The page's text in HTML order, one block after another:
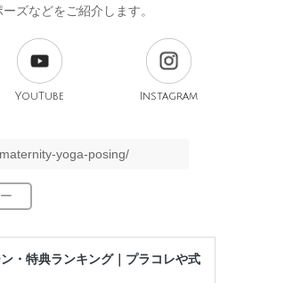
ズなどをご紹介します。
YouTube Instagram
yoga-posing/
・特典ランキング｜プラコレや式